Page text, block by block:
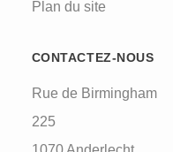
Plan du site
CONTACTEZ-NOUS
Rue de Birmingham
225